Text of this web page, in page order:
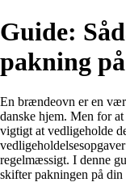
Guide:
pakning
En brændeovn er en
danske hjem. Men for
vigtigt at vedligeholde
regelmæssigt. I denne
skifter pakningen på